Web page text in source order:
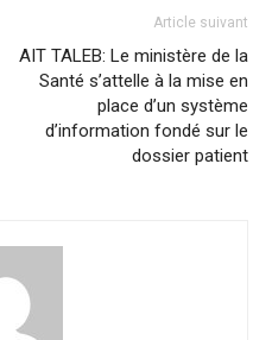
Article suivant
AIT TALEB: Le ministère de la
Santé s’attelle à la mise en
place d’un système
d’information fondé sur le
dossier patient